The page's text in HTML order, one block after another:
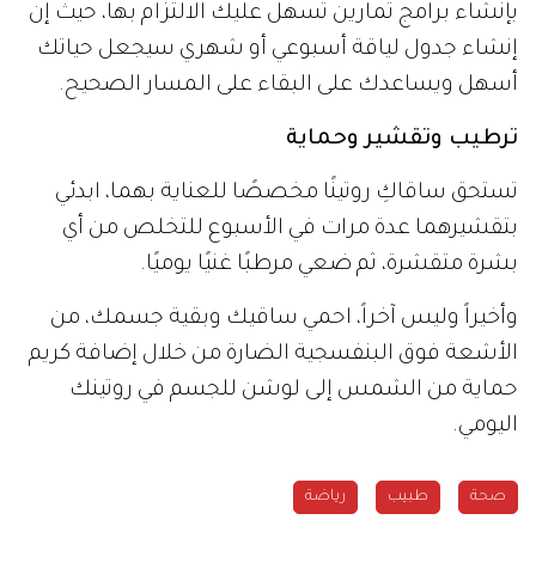
بإنشاء برامج تمارين تسهل عليك الالتزام بها، حيث إن
إنشاء جدول لياقة أسبوعي أو شهري سيجعل حياتك
أسهل ويساعدك على البقاء على المسار الصحيح.
ترطيب وتقشير وحماية
تستحق ساقاكِ روتينًا مخصصًا للعناية بهما، ابدئي
بتقشيرهما عدة مرات في الأسبوع للتخلص من أي
بشرة متقشرة، ثم ضعي مرطبًا غنيًا يوميًا.
وأخيراً وليس آخراً، احمي ساقيك وبقية جسمك، من
الأشعة فوق البنفسجية الضارة من خلال إضافة كريم
حماية من الشمس إلى لوشن للجسم في روتينك
اليومي.
صحة طبيب رياضة